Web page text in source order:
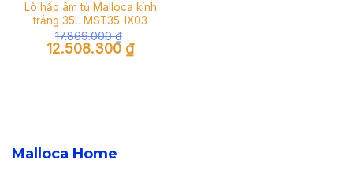
Lò hấp âm tủ Malloca kính
trắng 35L MST35-IX03
17.869.000₫
Giá
gốc
12.508.300 ₫Giá
hiện
Malloca Home